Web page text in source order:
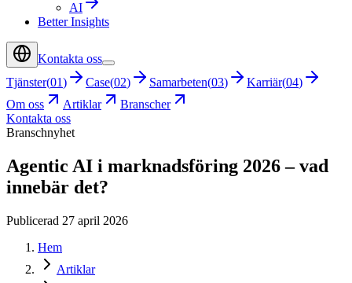
AI
Better Insights
Kontakta oss
Tjänster(01) Case(02) Samarbeten(03) Karriär(04)
Om oss
Artiklar
Branscher
Kontakta oss
Branschnyhet
Agentic AI i marknadsföring 2026 – vad
innebär det?
Publicerad 27 april 2026
Hem
Artiklar